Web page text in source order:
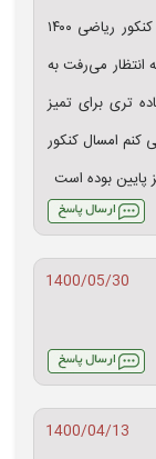
بنده دبیر ریاضی هستم و با قاطعیت عرض میکنم کنکور ریاضی ۱۴۰۰
انتظار می‌رفت به
تری برای تمیز
کنم امسال کنکور
بوده است
1400/05/30
1400/04/13